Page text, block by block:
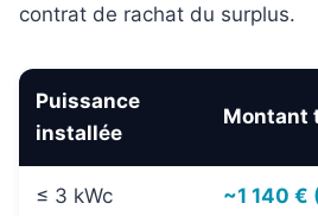
contrat de rachat du surplus.
Puissance
installée
Montant
≤ 3 kWc ~1 140